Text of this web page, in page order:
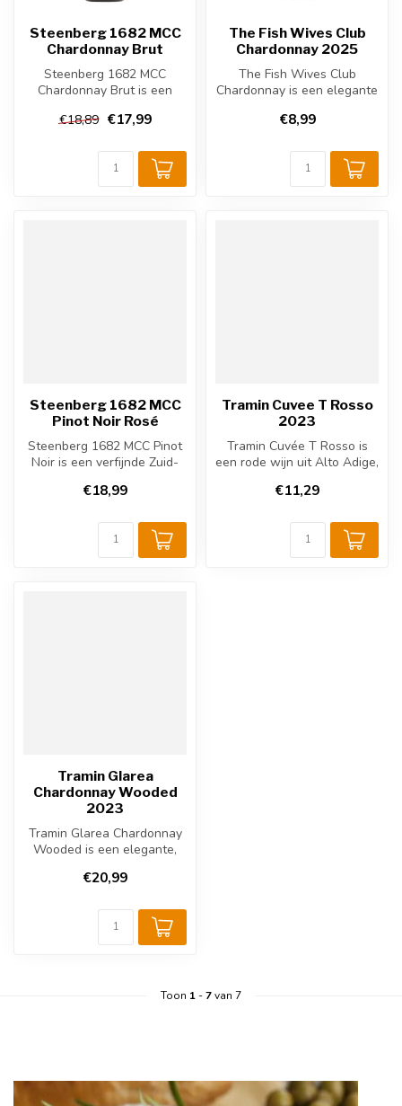
Steenberg 1682 MCC
Chardonnay Brut
Steenberg 1682 MCC
Chardonnay Brut is een
mousserende w...
€18,89 €17,99
The Fish Wives Club
Chardonnay 2025
The Fish Wives Club
Chardonnay is een elegante
gemaa...
€8,99
Steenberg 1682 MCC
Pinot Noir Rosé
Steenberg 1682 MCC Pinot
Noir is een verfijnde Zuid-
roséw...
€18,99
Tramin Cuvee T Rosso
2023
Tramin Cuvée T Rosso is
een rode wijn uit Alto Adige,
€11,29
Tramin Glarea
Chardonnay Wooded
2023
Tramin Glarea Chardonnay
Wooded is een elegante,
met...
€20,99
Toon 1-7van 7